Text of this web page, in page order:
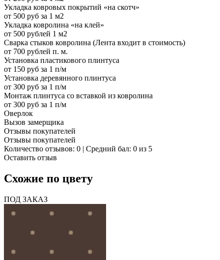
Укладка ковровых покрытий «на скотч»
от 500 руб за 1 м2
Укладка ковролина «на клей»
от 500 рублей 1 м2
Сварка стыков ковролина (Лента входит в стоимость)
от 700 рублей п. м.
Установка пластикового плинтуса
от 150 руб за 1 п/м
Установка деревянного плинтуса
от 300 руб за 1 п/м
Монтаж плинтуса со вставкой из ковролина
от 300 руб за 1 п/м
Оверлок
Вызов замерщика
Отзывы покупателей
Отзывы покупателей
Количество отзывов: 0 | Средний бал: 0 из 5
Оставить отзыв
Схожие по цвету
ПОД ЗАКАЗ